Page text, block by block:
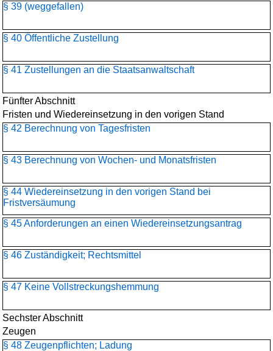
§ 39 (weggefallen)
§ 40 Öffentliche Zustellung
§ 41 Zustellungen an die Staatsanwaltschaft
Fünfter Abschnitt
Fristen und Wiedereinsetzung in den vorigen Stand
§ 42 Berechnung von Tagesfristen
§ 43 Berechnung von Wochen- und Monatsfristen
§ 44 Wiedereinsetzung in den vorigen Stand bei
Fristversäumung
§ 45 Anforderungen an einen Wiedereinsetzungsantrag
§ 46 Zuständigkeit; Rechtsmittel
§ 47 Keine Vollstreckungshemmung
Sechster Abschnitt
Zeugen
§ 48 Zeugenpflichten; Ladung